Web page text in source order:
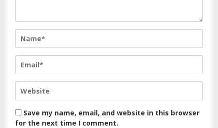
Save my name, email, and website in this browser
for the next time I comment.